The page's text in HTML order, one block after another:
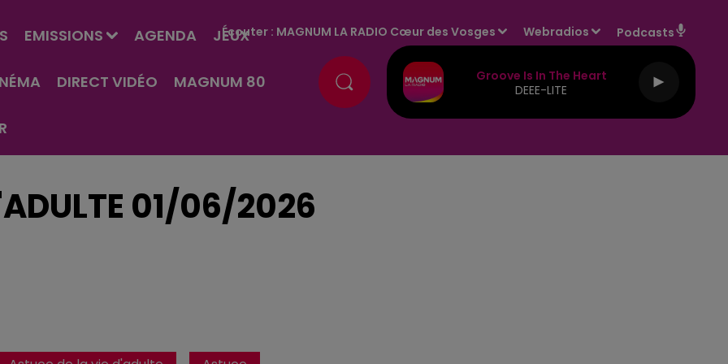
EMISSIONS AGENDA JEUX
DIRECT VIDÉO MAGNUM 80
Écouter : MAGNUM LA RADIO Cœur des Vosges Webradios Podcasts
Groove Is In The Heart
DEEE-LITE
01/06/2026